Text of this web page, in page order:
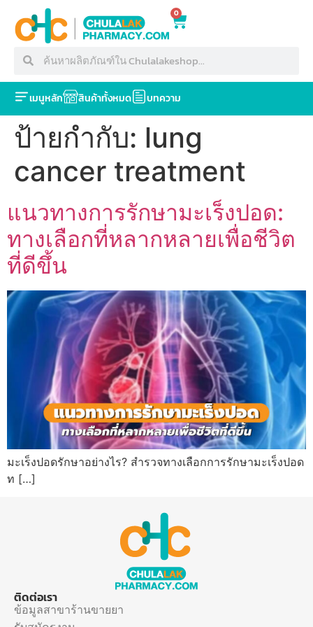
0
เมนูหลัก สินค้าทั้งหมด บทความ
ป้ายกำกับ: lung
cancer treatment
แนวทางการรักษามะเร็งปอด:
ทางเลือกที่หลากหลายเพื่อชีวิต
ที่ดีขึ้น
มะเร็งปอดรักษาอย่างไร? สำรวจทางเลือกการรักษามะเร็งปอด
ท […]
ติดต่อเรา
ข้อมูลสาขาร้านขายยา